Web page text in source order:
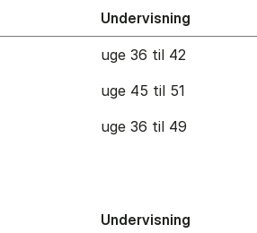
Undervisning
uge 36 til 42
uge 45 til 51
uge 36 til 49
Undervisning